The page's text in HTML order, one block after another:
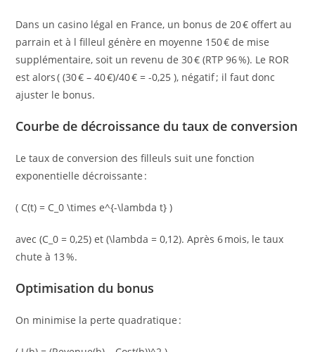
Dans un casino légal en France, un bonus de 20 € offert au
parrain et à l filleul génère en moyenne 150 € de mise
supplémentaire, soit un revenu de 30 € (RTP 96 %). Le ROR
est alors ( (30 € – 40 €)/40 € = -0,25 ), négatif ; il faut donc
ajuster le bonus.
Courbe de décroissance du taux de conversion
Le taux de conversion des filleuls suit une fonction
exponentielle décroissante :
( C(t) = C_0 \times e^{-\lambda t} )
avec (C_0 = 0,25) et (\lambda = 0,12). Après 6 mois, le taux
chute à 13 %.
Optimisation du bonus
On minimise la perte quadratique :